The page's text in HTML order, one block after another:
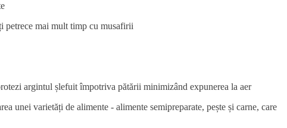
petrece mai mult timp cu musafirii
argintul șlefuit împotriva pătării minimizând expunerea la aer
unei varietăți de alimente - alimente semipreparate, pește și carne, care